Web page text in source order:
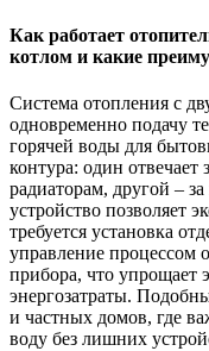
Как работает
котлом и какие
Система отопления с
одновременно подачу
горячей воды для
контура: один
радиаторам, другой –
устройство позволяет
требуется установка
управление процессом
прибора, что упрощает
энергозатраты.
и частных домов, где
воду без лишних